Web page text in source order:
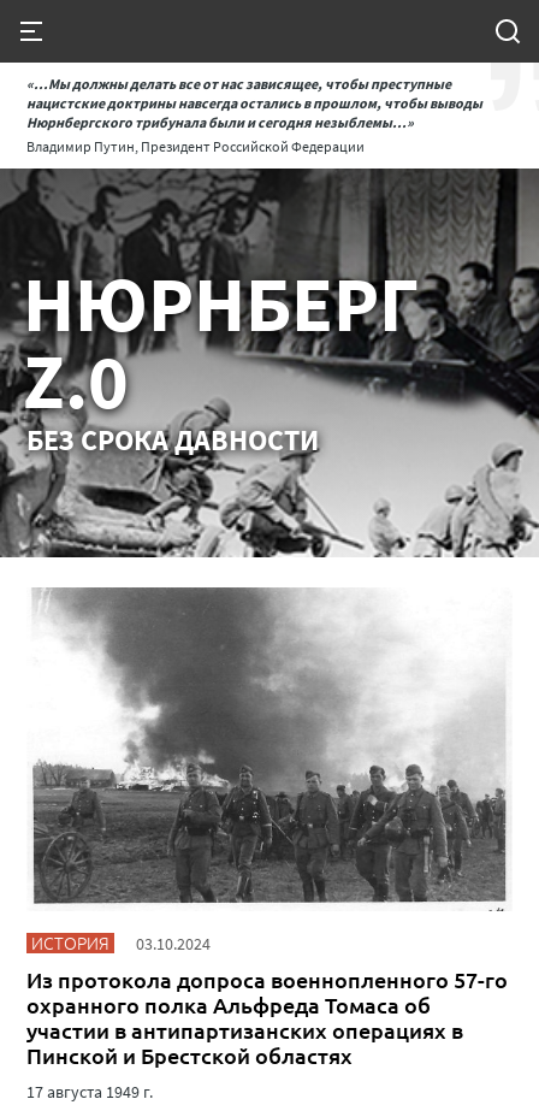
«...Мы должны делать все от нас зависящее, чтобы преступные
нацистские доктрины навсегда остались в прошлом, чтобы выводы
Нюрнбергского трибунала были и сегодня незыблемы...»
Владимир Путин, Президент Российской Федерации
НЮРНБЕРГ
Z.0
БЕЗ СРОКА ДАВНОСТИ
ИСТОРИЯ 03.10.2024
Из протокола допроса военнопленного 57-го
охранного полка Альфреда Томаса об
участии в антипартизанских операциях в
Пинской и Брестской областях
17 августа 1949 г.